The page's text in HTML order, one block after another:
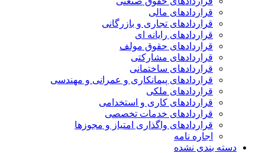
قراردادهای مالی
قراردادهای تجاری و بازرگانی
قراردادهای رایانه ای
قراردادهای حقوق مولف
قراردادهای مشارکتی
قراردادهای ساختمانی
قراردادهای پیمانکاری و عمرانی و مهندسی
قراردادهای ملکی
قراردادهای کاری و استخدامی
قراردادهای خدمات تخصصی
قراردادهای واگذاری امتیاز و مجوزها
اجاره نامه
دسته بندی نشده